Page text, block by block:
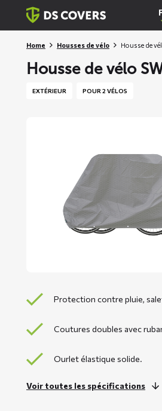
Skiplinks
Home Housses de vélo Housse de
Housse de vélo
EXTÉRIEUR POUR 2 VÉLOS
Protection contre pluie,
Coutures doubles avec
Ourlet élastique solide.
Voir toutes les spécifications